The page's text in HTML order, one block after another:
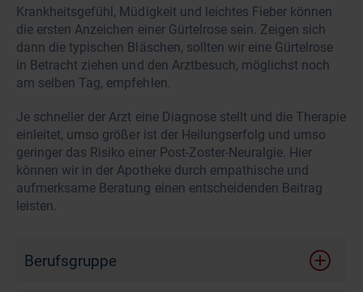
Krankheitsgefühl, Müdigkeit und leichtes Fieber können
die ersten Anzeichen einer Gürtelrose sein. Zeigen sich
dann die typischen Bläschen, sollten wir eine Gürtelrose
in Betracht ziehen und den Arztbesuch, möglichst noch
am selben Tag, empfehlen.
Je schneller der Arzt eine Diagnose stellt und die Therapie
einleitet, umso größer ist der Heilungserfolg und umso
geringer das Risiko einer Post-Zoster-Neuralgie. Hier
können wir in der Apotheke durch empathische und
aufmerksame Beratung einen entscheidenden Beitrag
leisten.
Berufsgruppe